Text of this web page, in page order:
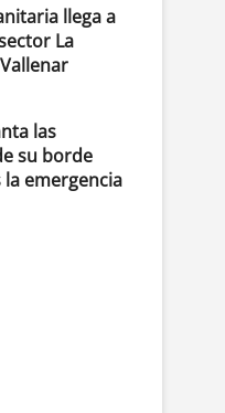
llega a
La
las
su borde
emergencia